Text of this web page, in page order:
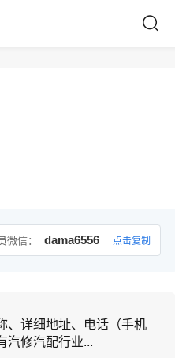
微信： dama6556 点击复制
、详细地址、电话（手机
汽修汽配行业...